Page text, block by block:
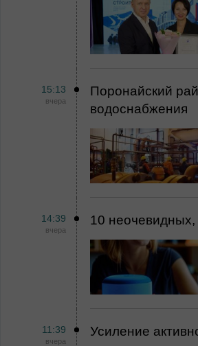
15:13
вчера
Поронайский
водоснабжения
14:39
вчера
10
11:39
вчера
Усиление